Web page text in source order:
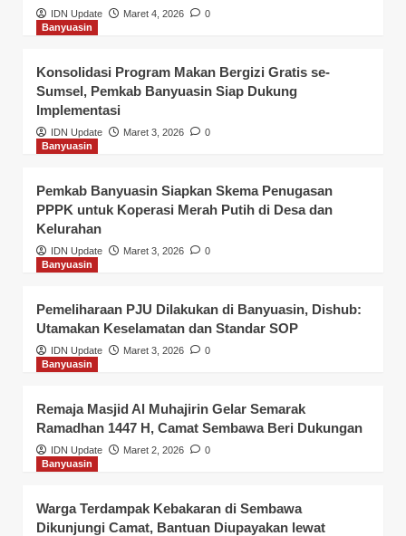
IDN Update Maret 4, 2026
0
Banyuasin
Konsolidasi Program Makan Bergizi Gratis se-
Sumsel, Pemkab Banyuasin Siap Dukung
Implementasi
IDN Update Maret 3, 2026
0
Banyuasin
Pemkab Banyuasin Siapkan Skema Penugasan
PPPK untuk Koperasi Merah Putih di Desa dan
Kelurahan
IDN Update Maret 3, 2026
0
Banyuasin
Pemeliharaan PJU Dilakukan di Banyuasin, Dishub:
Utamakan Keselamatan dan Standar SOP
IDN Update Maret 3, 2026
0
Banyuasin
Remaja Masjid Al Muhajirin Gelar Semarak
Ramadhan 1447 H, Camat Sembawa Beri Dukungan
IDN Update Maret 2, 2026
0
Banyuasin
Warga Terdampak Kebakaran di Sembawa
Dikunjungi Camat, Bantuan Diupayakan lewat